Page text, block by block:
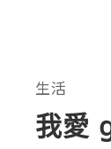
生活
我愛